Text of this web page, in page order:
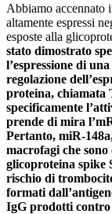
Abbiamo accennato
altamente espressi
esposte alla
stato dimostrato
l’espressione di
regolazione
proteina, chiamata
specificamente
prende di mira
Pertanto, miR-
macrofagi che
glicoproteina spike
rischio di
formati
IgG prodotti